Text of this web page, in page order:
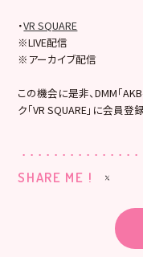
・VR SQUARE
※LIVE配信
※アーカイブ配信
この機会に是非、DMM「
ク「VR SQUARE」に会員登
SHARE ME !